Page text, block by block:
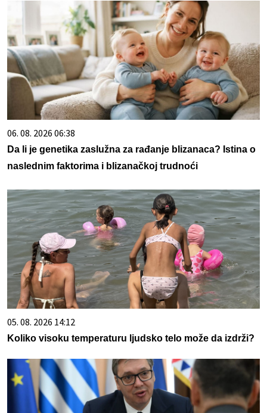
06. 08. 2026 06:38
Da li je genetika zaslužna za rađanje blizanaca? Istina o
naslednim faktorima i blizanačkoj trudnoći
05. 08. 2026 14:12
Koliko visoku temperaturu ljudsko telo može da izdrži?